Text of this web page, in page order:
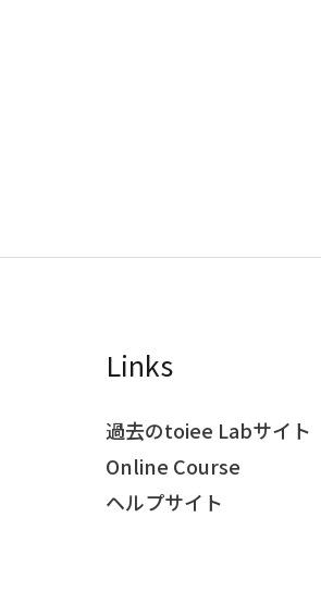
Links
過去のtoiee Labサイト
Online Course
ヘルプサイト